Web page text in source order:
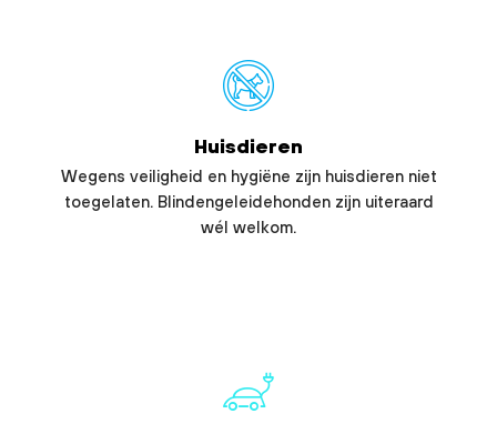
Huisdieren
Wegens veiligheid en hygiëne zijn huisdieren niet
toegelaten. Blindengeleidehonden zijn uiteraard
wél welkom.